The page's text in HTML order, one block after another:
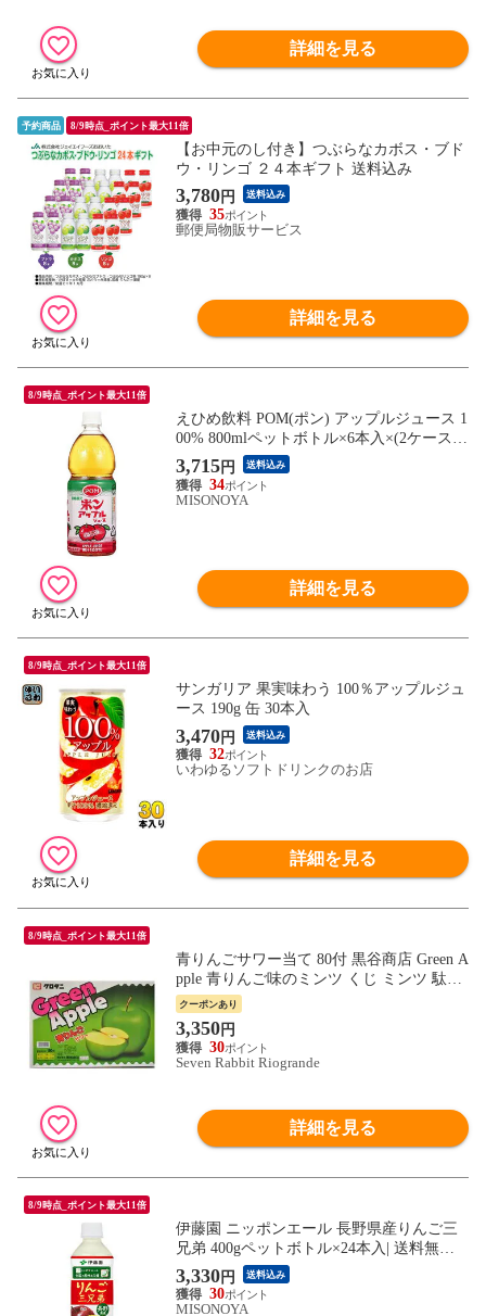
詳細を見る
予約商品 8/9時点_ポイント最大11倍
【お中元のし付き】つぶらなカボス・ブド
ウ・リンゴ ２４本ギフト 送料込み
3,780円 送料込み
35
郵便局物販サービス
詳細を見る
8/9時点_ポイント最大11倍
えひめ飲料 POM(ポン) アップルジュース 1
00% 800mlペットボトル×6本入×(2ケース)|
送料無料 果実飲料 PET リンゴジュース 10
0% りんご
3,715円 送料込み
34
MISONOYA
詳細を見る
8/9時点_ポイント最大11倍
サンガリア 果実味わう 100％アップルジュ
ース 190g 缶 30本入
3,470円 送料込み
32
いわゆるソフトドリンクのお店
詳細を見る
8/9時点_ポイント最大11倍
青りんごサワー当て 80付 黒谷商店 Green A
pple 青りんご味のミンツ くじ ミンツ 駄菓
子 お菓子 景品用菓子 イベント 催し 催事
景品 子供会 縁日 定番 大人気
クーポンあり
3,350円
30
Seven Rabbit Riogrande
詳細を見る
8/9時点_ポイント最大11倍
伊藤園 ニッポンエール 長野県産りんご三
兄弟 400gペットボトル×24本入| 送料無料
リンゴジュース りんご フルーツ
3,330円 送料込み
30
MISONOYA